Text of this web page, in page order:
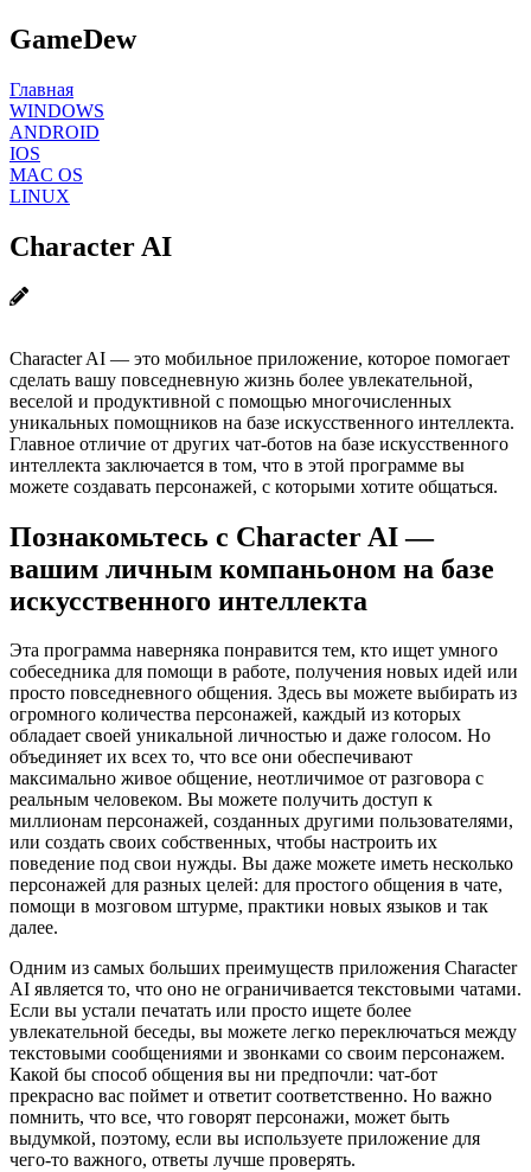
GameDew
Главная
WINDOWS
ANDROID
IOS
MAC OS
LINUX
Character AI
Character AI — это мобильное приложение, которое помогает
сделать вашу повседневную жизнь более увлекательной,
веселой и продуктивной с помощью многочисленных
уникальных помощников на базе искусственного интеллекта.
Главное отличие от других чат-ботов на базе искусственного
интеллекта заключается в том, что в этой программе вы
можете создавать персонажей, с которыми хотите общаться.
Познакомьтесь с Character AI —
вашим личным компаньоном на базе
искусственного интеллекта
Эта программа наверняка понравится тем, кто ищет умного
собеседника для помощи в работе, получения новых идей или
просто повседневного общения. Здесь вы можете выбирать из
огромного количества персонажей, каждый из которых
обладает своей уникальной личностью и даже голосом. Но
объединяет их всех то, что все они обеспечивают
максимально живое общение, неотличимое от разговора с
реальным человеком. Вы можете получить доступ к
миллионам персонажей, созданных другими пользователями,
или создать своих собственных, чтобы настроить их
поведение под свои нужды. Вы даже можете иметь несколько
персонажей для разных целей: для простого общения в чате,
помощи в мозговом штурме, практики новых языков и так
далее.
Одним из самых больших преимуществ приложения Character
AI является то, что оно не ограничивается текстовыми чатами.
Если вы устали печатать или просто ищете более
увлекательной беседы, вы можете легко переключаться между
текстовыми сообщениями и звонками со своим персонажем.
Какой бы способ общения вы ни предпочли: чат-бот
прекрасно вас поймет и ответит соответственно. Но важно
помнить, что все, что говорят персонажи, может быть
выдумкой, поэтому, если вы используете приложение для
чего-то важного, ответы лучше проверять.